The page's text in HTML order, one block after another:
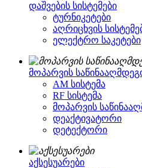
დაშვების სისტემები
ტურნიკეტები
აღრიცხვის
ელექტრო საკეტები
მოპარვის
AM სისტემა
RF სისტემა
მოპარვის
დეაქტივატორი
დეტექტორი
აქსესუარები